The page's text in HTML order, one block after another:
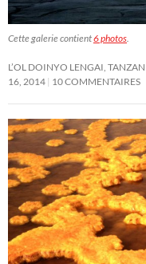
Cette galerie contient6 photos.
L’OL DOINYO LENGAI,
16, 2014 10 COMMENTAIRES